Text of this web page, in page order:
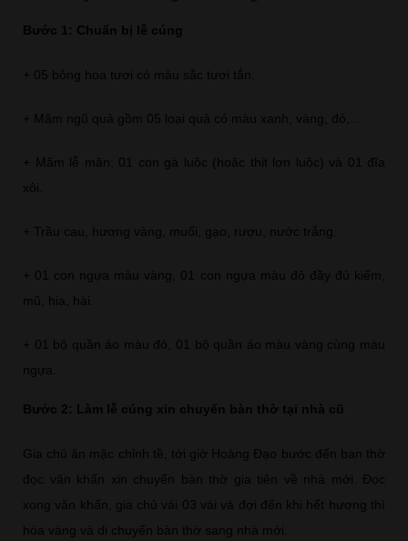
Bước 1: Chuẩn bị lễ cúng
+ 05 bông hoa tươi có màu sắc tươi tắn.
+ Mâm ngũ quả gồm 05 loại quả có màu xanh, vàng, đỏ,…
+ Mâm lễ mặn: 01 con gà luộc (hoặc thịt lợn luộc) và 01 đĩa
xôi.
+ Trầu cau, hương vàng, muối, gạo, rượu, nước trắng.
+ 01 con ngựa màu vàng, 01 con ngựa màu đỏ đầy đủ kiếm,
mũ, hia, hài.
+ 01 bộ quần áo màu đỏ, 01 bộ quần áo màu vàng cùng màu
ngựa.
Bước 2: Làm lễ cúng xin chuyển bàn thờ tại nhà cũ
Gia chủ ăn mặc chỉnh tề, tới giờ Hoàng Đạo bước đến ban thờ
đọc văn khấn xin chuyển bàn thờ gia tiên về nhà mới. Đọc
xong văn khấn, gia chủ vái 03 vái và đợi đến khi hết hương thì
hóa vàng và di chuyển bàn thờ sang nhà mới.